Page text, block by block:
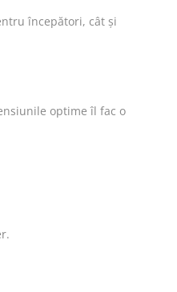
începători, cât și
optime îl fac o